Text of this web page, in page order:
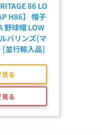
86 LO
H86】 帽子
野球帽 LOW
バリンズ(マ
[並行輸入品]
る
る